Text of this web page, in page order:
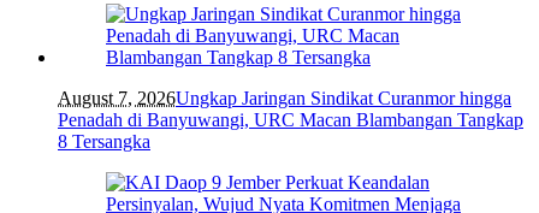
August 7, 2026Ungkap Jaringan Sindikat Curanmor hingga
Penadah di Banyuwangi, URC Macan Blambangan Tangkap
8 Tersangka